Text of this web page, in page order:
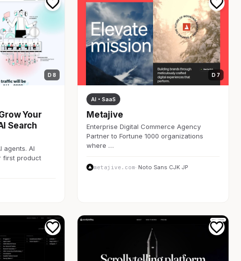
D 8
Your
Search
agents. AI
first product
D 7
AI・SaaS
Metajive
Enterprise Digital Commerce Agency
Partner to Fortune 1000 organizations
where …
metajive.com· Noto Sans CJK JP